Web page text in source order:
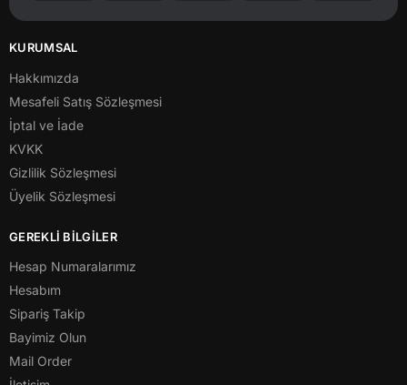
KURUMSAL
Hakkımızda
Mesafeli Satış Sözleşmesi
İptal ve İade
KVKK
Gizlilik Sözleşmesi
Üyelik Sözleşmesi
GEREKLİ BİLGİLER
Hesap Numaralarımız
Hesabım
Sipariş Takip
Bayimiz Olun
Mail Order